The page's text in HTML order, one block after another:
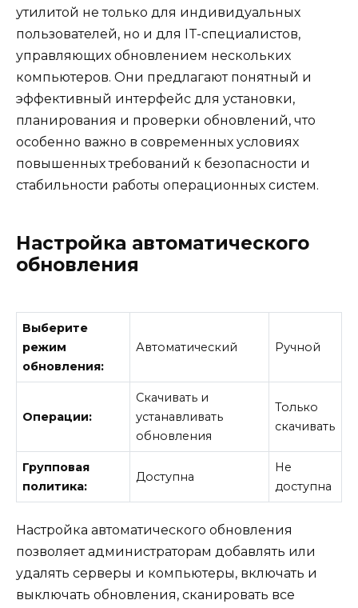
утилитой не только для индивидуальных
пользователей, но и для IT-специалистов,
управляющих обновлением нескольких
компьютеров. Они предлагают понятный и
эффективный интерфейс для установки,
планирования и проверки обновлений, что
особенно важно в современных условиях
повышенных требований к безопасности и
стабильности работы операционных систем.
Настройка автоматического
обновления
Выберите
режим
обновления:
Автоматический Ручной
Операции:
Скачивать и
устанавливать
обновления
Только
скачивать
Групповая
политика:
Доступна
Не
доступна
Настройка автоматического обновления
позволяет администраторам добавлять или
удалять серверы и компьютеры, включать и
выключать обновления, сканировать все